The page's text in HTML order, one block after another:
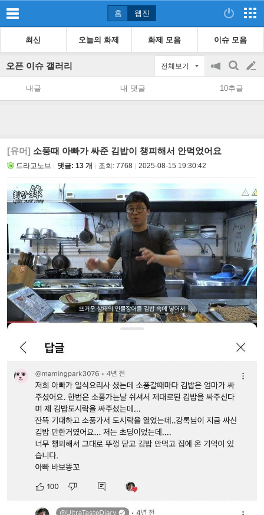
홈 웹진
최신 오늘의 화제 화제 모음 이슈 모음
오픈 이슈 갤러리 전체보기
공
지
on/off
검
색
글
쓰
내글 내 댓글 10추글
[유머] 소풍때 아빠가 싸준 김밥이 챙피해서 안먹었어요
드라고노브 댓글: 13 개 조회: 7768 2025-08-15 19:30:42